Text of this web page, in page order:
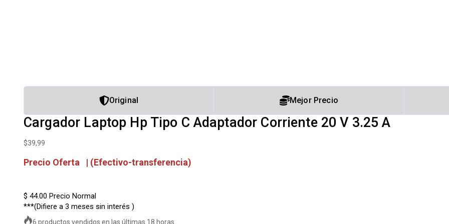
Original Mejor Precio
Cargador Laptop Hp Tipo C Adaptador Corriente 20 V 3.25 A
$39,99
Precio Oferta | (Efectivo-transferencia)
$ 44.00 Precio Normal
***(Difiere a 3 meses sin interés )
6 productos vendidos en las últimas 18 horas